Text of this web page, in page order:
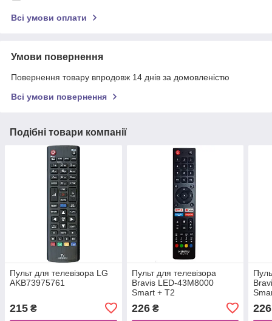
Всі умови оплати
Умови повернення
Повернення товару впродовж 14 днів за домовленістю
Всі умови повернення
Подібні товари компанії
Пульт для телевізора LG
AKB73975761
215 ₴
Пульт для телевізора
Bravis LED-43M8000
Smart + T2
226₴ 226